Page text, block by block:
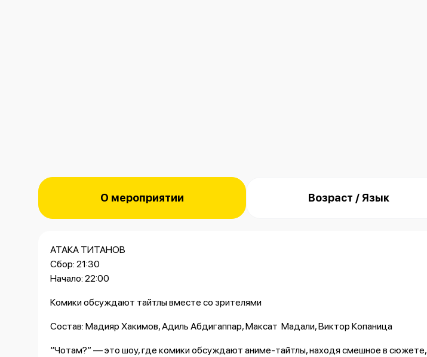
О мероприятии Возраст / Язык
АТАКА ТИТАНОВ
Сбор: 21:30
Начало: 22:00
Комики обсуждают тайтлы вместе со зрителями
Состав: Мадияр Хакимов, Адиль Абдигаппар, Максат Мадали, Виктор Копаница
“Чотам?” — это шоу, где комики обсуждают аниме-тайтлы, находя смешное в сюжете,